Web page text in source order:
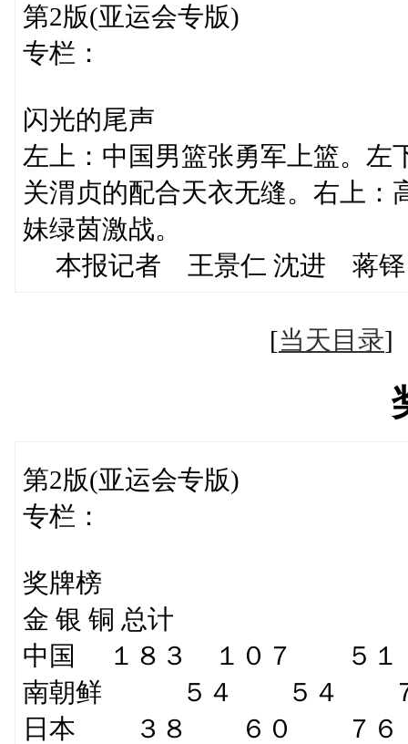
第2版(亚运会专版)
专栏：
闪光的尾声
左上：中国男篮张勇军上篮。左
关渭贞的配合天衣无缝。右上：
妹绿茵激战。
本报记者 王景仁 沈进 蒋
[当天目录
第2版(亚运会专版)
专栏：
奖牌榜
金 银 铜 总计
中国 １８３ １０７ ５１
南朝鲜 ５４ ５４ ７
日本 ３８ ６０ ７６